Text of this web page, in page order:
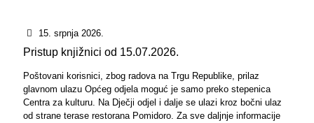
15. srpnja 2026.
Pristup knjižnici od 15.07.2026.
Poštovani korisnici, zbog radova na Trgu Republike, prilaz
glavnom ulazu Općeg odjela moguć je samo preko stepenica
Centra za kulturu. Na Dječji odjel i dalje se ulazi kroz bočni ulaz
od strane terase restorana Pomidoro. Za sve daljnje informacije